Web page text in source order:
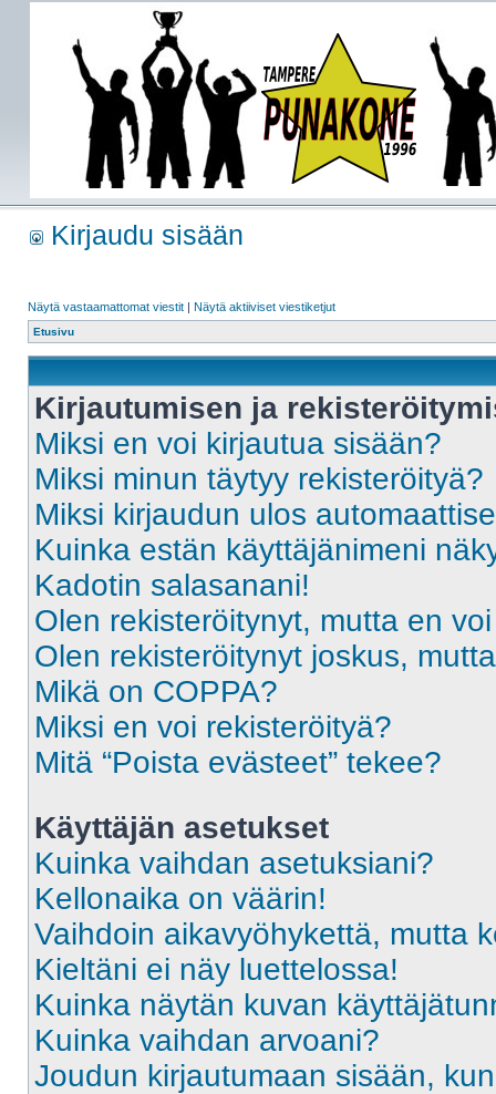
Kirjaudu sisään
Näytä vastaamattomat viestit | Näytä aktiiviset viestiketjut
Etusivu
Kirjautumisen ja
Miksi en voi kirjautua sisään?
Miksi minun täytyy rekisteröityä?
Miksi kirjaudun ulos
Kuinka estän käyttäjänimeni
Kadotin salasanani!
Olen rekisteröitynyt, mutta en
Olen rekisteröitynyt joskus,
Mikä on COPPA?
Miksi en voi rekisteröityä?
Mitä “Poista evästeet” tekee?
Käyttäjän asetukset
Kuinka vaihdan asetuksiani?
Kellonaika on väärin!
Vaihdoin aikavyöhykettä, mutta
Kieltäni ei näy luettelossa!
Kuinka näytän kuvan
Kuinka vaihdan arvoani?
Joudun kirjautumaan sisään,